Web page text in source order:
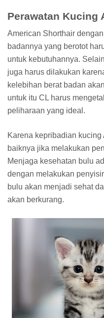
Perawatan Kucing
American Shorthair
badannya yang berotot
untuk kebutuhannya.
juga harus dilakukan
kelebihan berat badan
untuk itu CL harus
peliharaan yang ideal.
Karena kepribadian
baiknya jika melakukan
Menjaga kesehatan bulu
dengan melakukan
bulu akan menjadi sehat
akan berkurang.